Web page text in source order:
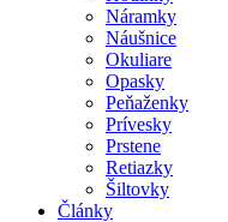
Náramky
Náušnice
Okuliare
Opasky
Peňaženky
Prívesky
Prstene
Retiazky
Šiltovky
Články